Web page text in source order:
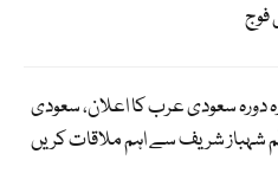
فوج
دورہ سعودی عرب کا اعلان، سعودی
شہباز شریف سے اہم ملاقات کریں